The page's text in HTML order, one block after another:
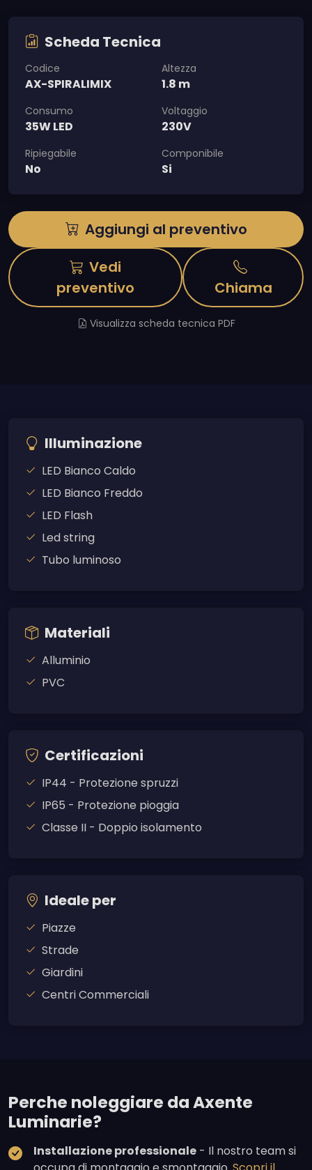
Scheda Tecnica
Codice
AX-SPIRALIMIX
Altezza
1.8 m
Consumo
35W LED
Voltaggio
230V
Ripiegabile
No
Componibile
Si
Aggiungi al preventivo
Vedi
preventivo
Chiama
Visualizza scheda tecnica PDF
Illuminazione
LED Bianco Caldo
LED Bianco Freddo
LED Flash
Led string
Tubo luminoso
Materiali
Alluminio
PVC
Certificazioni
IP44 - Protezione spruzzi
IP65 - Protezione pioggia
Classe II - Doppio isolamento
Ideale per
Piazze
Strade
Giardini
Centri Commerciali
Perche noleggiare da Axente
Luminarie?
Installazione professionale - Il nostro team si